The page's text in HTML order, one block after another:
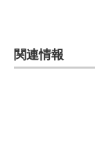
関連情報